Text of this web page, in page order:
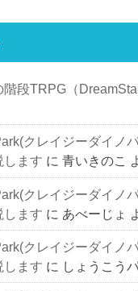
段TRPG（
クレイジーダイノ
します に青いきのこ
クレイジーダイノ
します に あべーじょ
クレイジーダイノ
します に しょうこう